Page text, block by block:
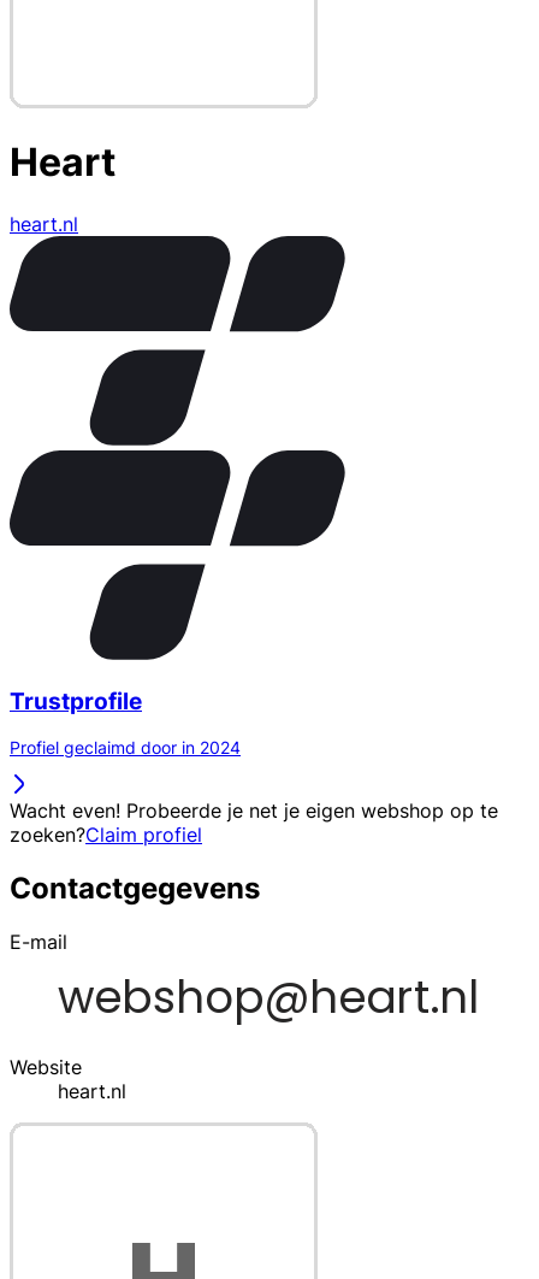
Heart
heart.nl
Trustprofile
Profiel geclaimd door in 2024
Wacht even! Probeerde je net je eigen webshop op te
zoeken?Claim profiel
Contactgegevens
E-mail
Website
heart.nl